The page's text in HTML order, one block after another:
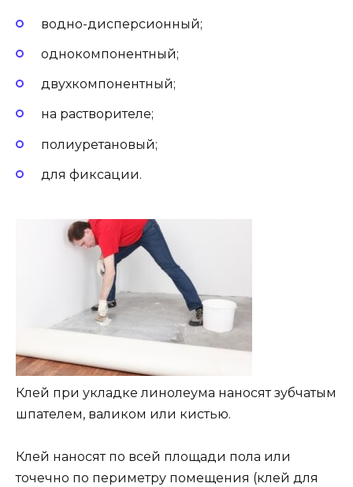
водно-дисперсионный;
однокомпонентный;
двухкомпонентный;
на растворителе;
полиуретановый;
для фиксации.
Клей при укладке линолеума наносят зубчатым
шпателем, валиком или кистью.
Клей наносят по всей площади пола или
точечно по периметру помещения (клей для